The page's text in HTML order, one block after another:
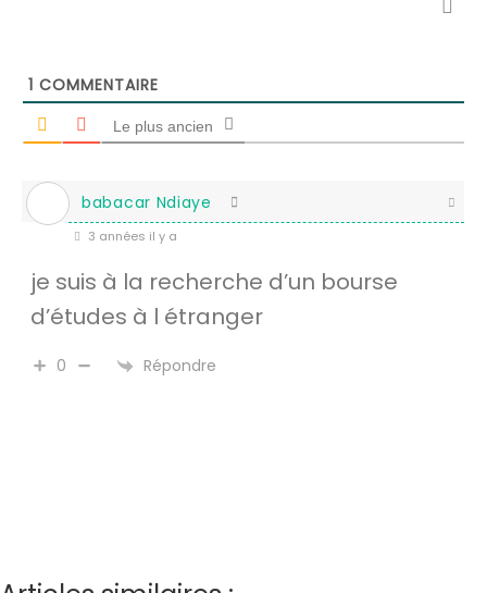
1 COMMENTAIRE
Le plus ancien
babacar Ndiaye
3 années il y a
je suis à la recherche d’un bourse
d’études à l étranger
0 Répondre